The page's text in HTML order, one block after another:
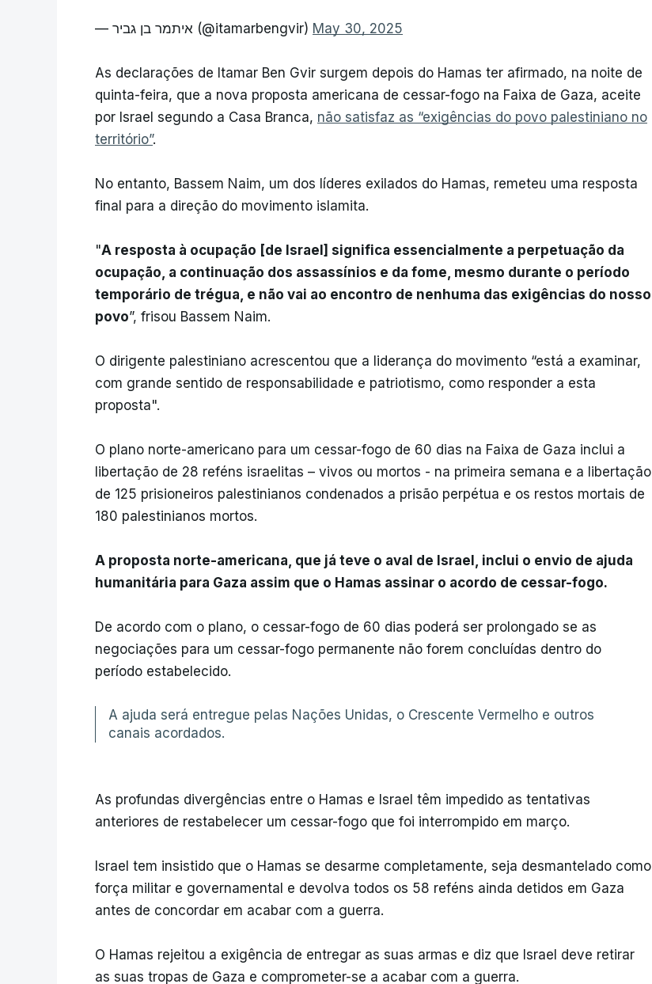
— איתמר בן גביר (@itamarbengvir) May 30, 2025
As declarações de Itamar Ben Gvir surgem depois do Hamas ter afirmado, na noite de
quinta-feira, que a nova proposta americana de cessar-fogo na Faixa de Gaza, aceite
por Israel segundo a Casa Branca, não satisfaz as “exigências do povo palestiniano no
território”.
No entanto, Bassem Naim, um dos líderes exilados do Hamas, remeteu uma resposta
final para a direção do movimento islamita.
"A resposta à ocupação [de Israel] significa essencialmente a perpetuação da
ocupação, a continuação dos assassínios e da fome, mesmo durante o período
temporário de trégua, e não vai ao encontro de nenhuma das exigências do nosso
povo”, frisou Bassem Naim.
O dirigente palestiniano acrescentou que a liderança do movimento “está a examinar,
com grande sentido de responsabilidade e patriotismo, como responder a esta
proposta".
O plano norte-americano para um cessar-fogo de 60 dias na Faixa de Gaza inclui a
libertação de 28 reféns israelitas – vivos ou mortos - na primeira semana e a libertação
de 125 prisioneiros palestinianos condenados a prisão perpétua e os restos mortais de
180 palestinianos mortos.
A proposta norte-americana, que já teve o aval de Israel, inclui o envio de ajuda
humanitária para Gaza assim que o Hamas assinar o acordo de cessar-fogo.
De acordo com o plano, o cessar-fogo de 60 dias poderá ser prolongado se as
negociações para um cessar-fogo permanente não forem concluídas dentro do
período estabelecido.
A ajuda será entregue pelas Nações Unidas, o Crescente Vermelho e outros
canais acordados.
As profundas divergências entre o Hamas e Israel têm impedido as tentativas
anteriores de restabelecer um cessar-fogo que foi interrompido em março.
Israel tem insistido que o Hamas se desarme completamente, seja desmantelado como
força militar e governamental e devolva todos os 58 reféns ainda detidos em Gaza
antes de concordar em acabar com a guerra.
O Hamas rejeitou a exigência de entregar as suas armas e diz que Israel deve retirar
as suas tropas de Gaza e comprometer-se a acabar com a guerra.